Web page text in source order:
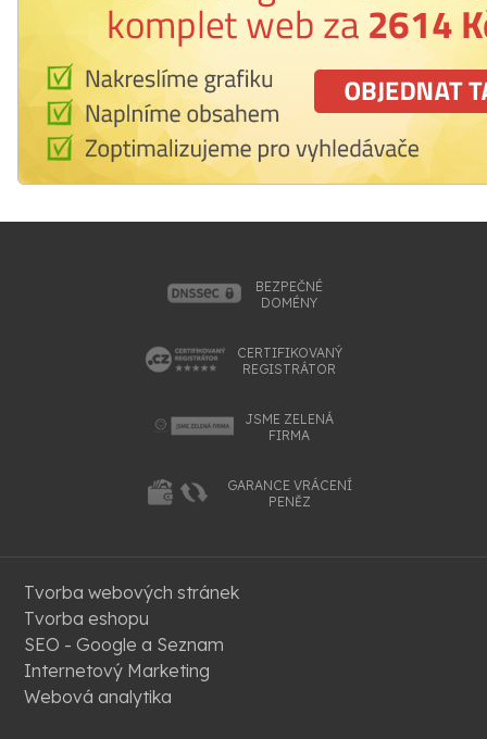
BEZPEČNÉ
DOMÉNY
CERTIFIKOVANÝ
REGISTRÁTOR
JSME ZELENÁ
FIRMA
GARANCE VRÁCENÍ
PENĚZ
Tvorba webových stránek
Tvorba eshopu
SEO - Google a Seznam
Internetový Marketing
Webová analytika